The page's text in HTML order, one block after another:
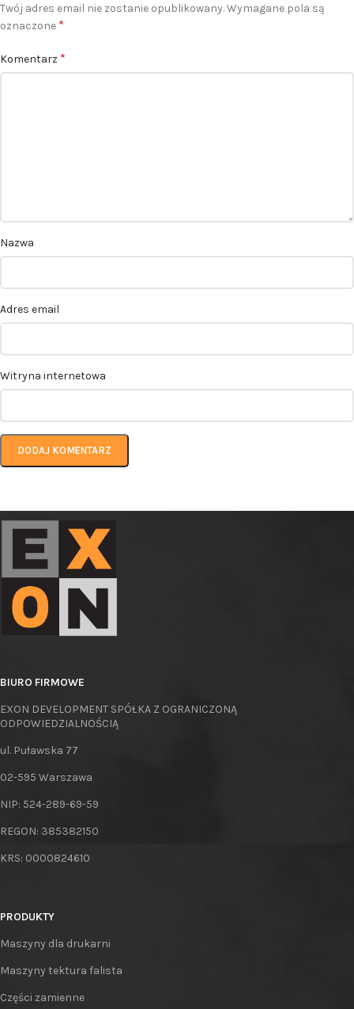
Twój adres email nie zostanie opublikowany.Wymagane pola są
oznaczone *
Komentarz *
Nazwa
Adres email
Witryna internetowa
BIURO FIRMOWE
EXON DEVELOPMENT SPÓŁKA Z OGRANICZONĄ
ODPOWIEDZIALNOŚCIĄ
ul. Puławska 77
02-595 Warszawa
NIP: 524-289-69-59
REGON: 385382150
KRS: 0000824610
PRODUKTY
Maszyny dla drukarni
Maszyny tektura falista
Części zamienne